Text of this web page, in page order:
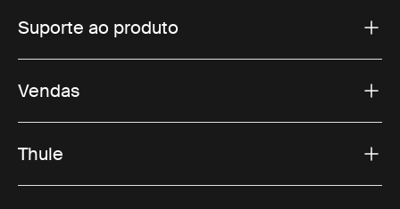
Suporte ao produto
Vendas
Thule